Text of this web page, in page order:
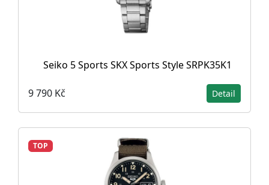
Seiko 5 Sports SKX Sports Style SRPK35K1
9 790 Kč Detail
TOP